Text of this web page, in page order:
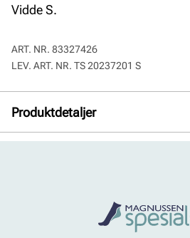
Vidde S.
ART. NR. 83327426
LEV. ART. NR. TS 20237201 S
Produktdetaljer
Membran:Pustende,